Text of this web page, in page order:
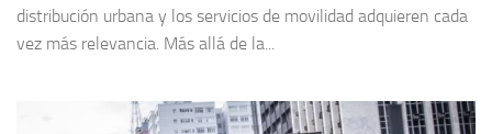
distribución urbana y los servicios de movilidad adquieren cada
vez más relevancia. Más allá de la...